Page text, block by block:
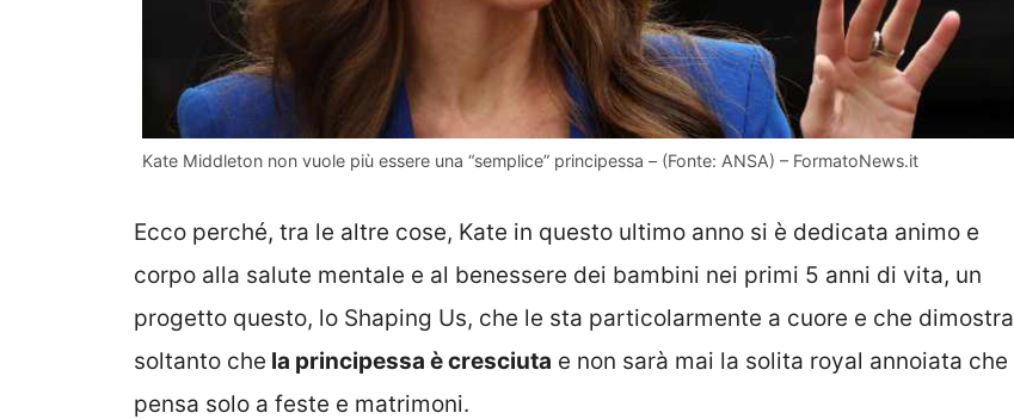
Kate Middleton non vuole più essere una “semplice” principessa – (Fonte: ANSA) – FormatoNews.it
Ecco perché, tra le altre cose, Kate in questo ultimo anno si è dedicata animo e
corpo alla salute mentale e al benessere dei bambini nei primi 5 anni di vita, un
progetto questo, lo Shaping Us, che le sta particolarmente a cuore e che dimostra
soltanto che la principessa è cresciuta e non sarà mai la solita royal annoiata che
pensa solo a feste e matrimoni.